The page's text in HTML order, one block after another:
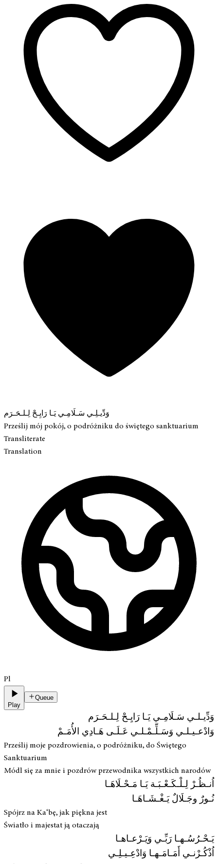
وَدِّيـلِـي سَـلَامِـي يَـا رَايِـحْ لِـلـحَـرَم
Prześlij mój pokój, o podróżniku do świętego sanktuarium
Transliterate
Translation
Pl
Play
Queue
وَدِّيـلـي سَـلَامِـي يَـا رَايِـحْ لِـلـحَـرَم
وَادْعـيـلـي وَسَـلِّـمْـلـي عَـلَـى هَـادِي الأُمَـمْ
Prześlij moje pozdrowienia, o podróżniku, do Świętego
Sanktuarium
Módl się za mnie i pozdrów przewodnika wszystkich narodów
اُنـظُـرْ لِـلْـكَـعْـبَـة يَـا مَـحْـلَاهَـا
نُـورٌ وجَـلَالٌ يَـغْـشَـاهَـا
Spójrz na Ka‘bę, jak piękna jest
Światło i majestat ją otaczają
يَـحْـرُسُـهـا رَبِّـي وَيَـرْعـاهـا
اُذْكُـرْنـي أَمَـامَـهـا وَادْعِـيـلِـي